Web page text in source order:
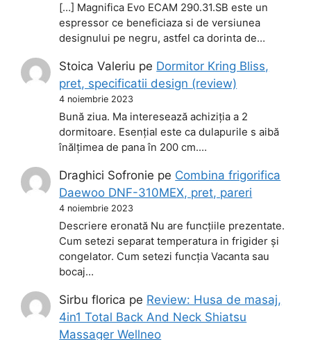
[…] Magnifica Evo ECAM 290.31.SB este un
espressor ce beneficiaza si de versiunea
designului pe negru, astfel ca dorinta de…
Stoica Valeriu pe Dormitor Kring Bliss,
pret, specificatii design (review)
4 noiembrie 2023
Bună ziua. Ma interesează achiziția a 2
dormitoare. Esențial este ca dulapurile s aibă
înălțimea de pana în 200 cm.…
Draghici Sofronie pe Combina frigorifica
Daewoo DNF-310MEX, pret, pareri
4 noiembrie 2023
Descriere eronată Nu are funcțiile prezentate.
Cum setezi separat temperatura in frigider și
congelator. Cum setezi funcția Vacanta sau
bocaj…
Sirbu florica pe Review: Husa de masaj,
4in1 Total Back And Neck Shiatsu
Massager Wellneo